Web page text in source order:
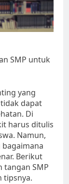
SMP untuk
yang
dapat
Di
harus ditulis
Namun,
Berikut
tangan SMP
tipsnya.